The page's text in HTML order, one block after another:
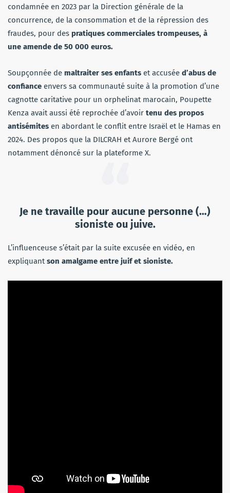
condamnée en 2023 par la Direction générale de la
concurrence, de la consommation et de la répression des
fraudes, pour des pratiques commerciales trompeuses, à
une amende de 50 000 euros.
Soupçonnée de maltraiter ses enfants et accusée d’abus de
confiance envers sa communauté suite à la promotion d’une
cagnotte caritative pour un orphelinat marocain, Poupette
Kenza avait aussi été reprochée d’avoir tenu des propos
antisémites en abordant le conflit entre Israël et le Hamas en
2024. Des propos que la DILCRAH et Aurore Bergé ont
notamment dénoncé sur la plateforme X.
Je ne travaille pour aucune personne (…)
sioniste ou juive.
L’influenceuse s’était par la suite excusée en vidéo, en
expliquantson amalgame entre juif et sioniste.